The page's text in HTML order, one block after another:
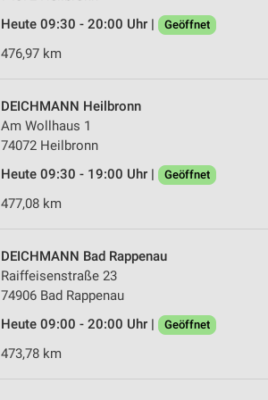
Heute 09:30 - 20:00 Uhr |
Geöffnet
476,97 km
DEICHMANN Heilbronn
Am Wollhaus 1
74072 Heilbronn
Heute 09:30 - 19:00 Uhr |
Geöffnet
477,08 km
DEICHMANN Bad Rappenau
Raiffeisenstraße 23
74906 Bad Rappenau
Heute 09:00 - 20:00 Uhr |
Geöffnet
473,78 km